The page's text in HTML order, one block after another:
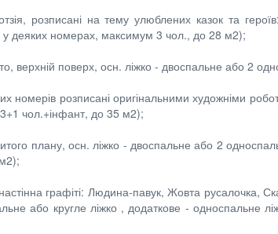
розписані на тему улюблених казок та
у деяких номерах, максимум 3 чол., до 28 м2);
верхній поверх, осн. ліжко - двоспальне або 2
номерів розписані оригінальними художніми
чол.+інфант, до 35 м2);
плану, осн. ліжко - двоспальне або 2
графіті: Людина-павук, Жовта русалочка,
або кругле ліжко , додаткове -